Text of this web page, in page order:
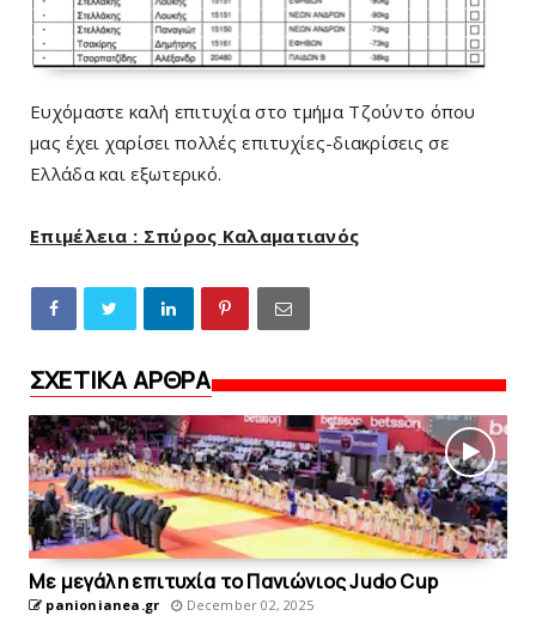
Ευχόμαστε καλή επιτυχία στο τμήμα Τζούντο όπου
μας έχει χαρίσει πολλές επιτυχίες-διακρίσεις σε
Ελλάδα και εξωτερικό.
Επιμέλεια : Σπύρος Καλαματιανός
ΣΧΕΤΙΚΑ ΑΡΘΡΑ
Με μεγάλη επιτυχία το Πανιώνιος Judo Cup
panionianea.gr December 02, 2025